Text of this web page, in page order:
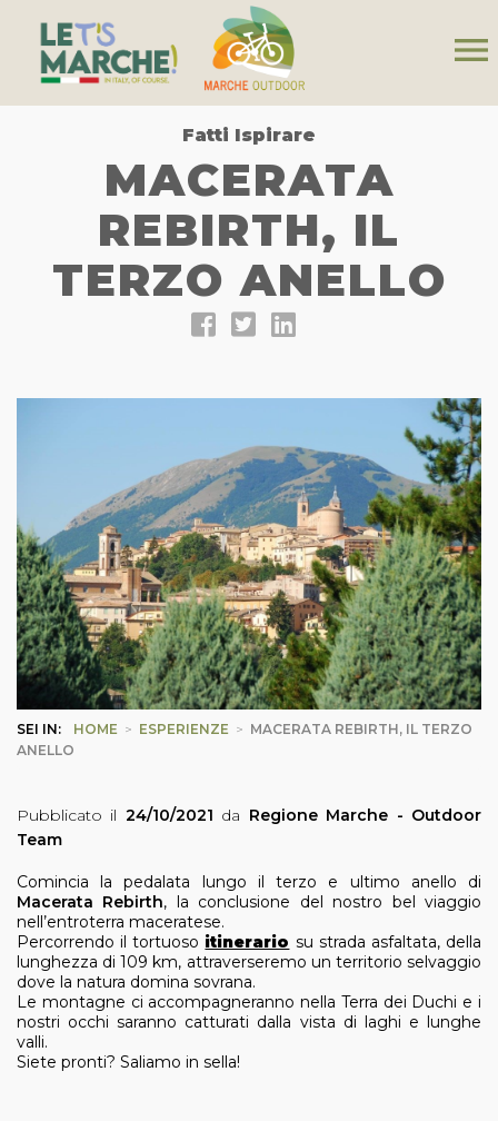
menu
Fatti Ispirare
MACERATA
REBIRTH, IL
TERZO ANELLO
SEI IN: HOME > ESPERIENZE > MACERATA REBIRTH, IL TERZO
ANELLO
Pubblicato il 24/10/2021 da Regione Marche - Outdoor
Team
Comincia la pedalata lungo il terzo e ultimo anello di
Macerata Rebirth, la conclusione del nostro bel viaggio
nell’entroterra maceratese.
Percorrendo il tortuoso itinerario su strada asfaltata, della
lunghezza di 109 km, attraverseremo un territorio selvaggio
dove la natura domina sovrana.
Le montagne ci accompagneranno nella Terra dei Duchi e i
nostri occhi saranno catturati dalla vista di laghi e lunghe
valli.
Siete pronti? Saliamo in sella!